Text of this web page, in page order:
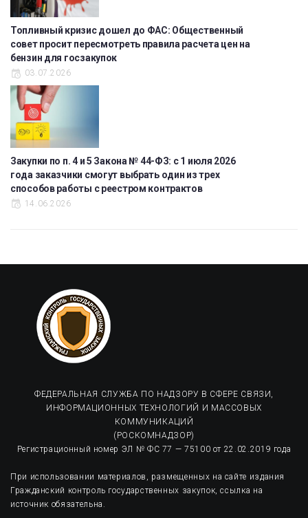
Топливный кризис дошел до ФАС: Общественный
совет просит пересмотреть правила расчета цен на
бензин для госзакупок
03.07.2026
Закупки по п. 4 и 5 Закона № 44-ФЗ: с 1 июля 2026
года заказчики смогут выбрать один из трех
способов работы с реестром контрактов
14.06.2026
ФЕДЕРАЛЬНАЯ СЛУЖБА ПО НАДЗОРУ В СФЕРЕ СВЯЗИ,
ИНФОРМАЦИОННЫХ ТЕХНОЛОГИЙ И МАССОВЫХ
КОММУНИКАЦИЙ
(РОСКОМНАДЗОР)
Регистрационный номер ЭЛ № ФС 77 — 75100 от 22.02.2019 года
При использовании материалов, размещенных на сайте издания
Гражданский контроль государственных закупок, ссылка на
источник обязательна.